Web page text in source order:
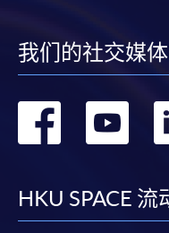
我们的社交媒体
转
转
HKU SPACE